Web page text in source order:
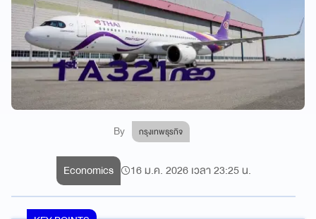
By กรุงเทพธุรกิจ
Economics 16 ม.ค. 2026 เวลา 23:25 น.